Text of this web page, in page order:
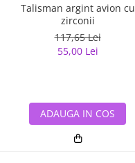
Talisman argint avion cu
zirconii
117,65 Lei
55,00 Lei
ADAUGA IN COS